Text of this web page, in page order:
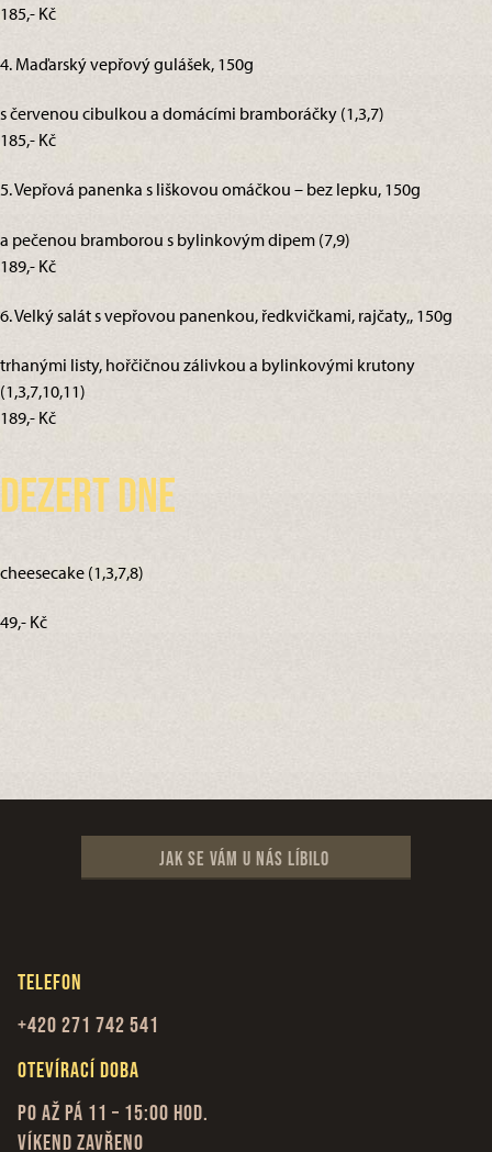
185,- Kč
4. Maďarský vepřový gulášek, 150g
s červenou cibulkou a domácími bramboráčky (1,3,7)
185,- Kč
5. Vepřová panenka s liškovou omáčkou – bez lepku, 150g
a pečenou bramborou s bylinkovým dipem (7,9)
189,- Kč
6. Velký salát s vepřovou panenkou, ředkvičkami, rajčaty,, 150g
trhanými listy, hořčičnou zálivkou a bylinkovými krutony
(1,3,7,10,11)
189,- Kč
Dezert dne
cheesecake (1,3,7,8)
49,- Kč
Jak se vám u nás líbilo
Telefon
+420 271 742 541
Otevírací doba
Po až Pá 11 – 15:00 hod.
Víkend zavřeno